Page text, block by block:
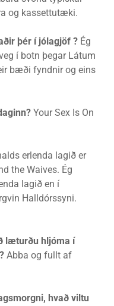
og kassettutæki.
þér í jólagjöf ? Ég
í botn þegar Látum
bæði fyndnir og eins
Your Sex Is On
erlenda lagið er
the Waives. Ég
lagið en í
Halldórssyni.
læturðu hljóma í
Abba og fullt af
hvað viltu